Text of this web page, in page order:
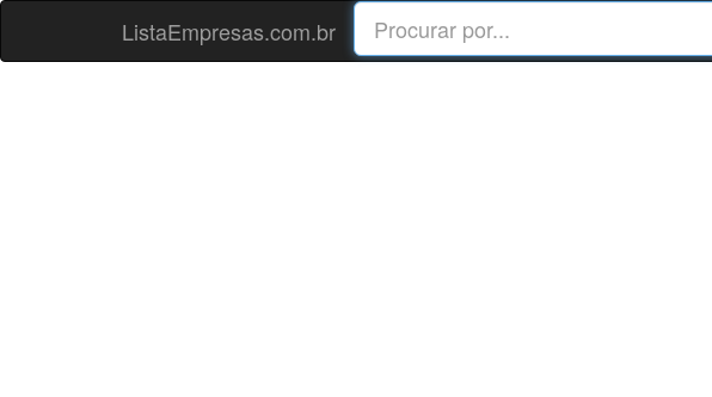
ListaEmpresas.com.br